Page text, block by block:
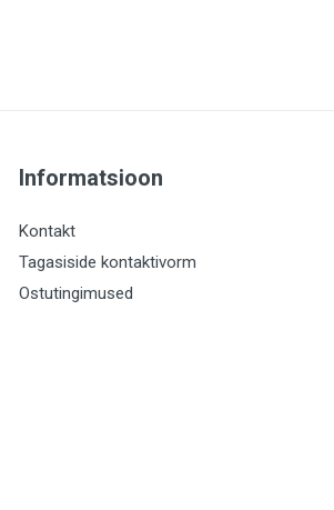
Informatsioon
Kontakt
Tagasiside kontaktivorm
Ostutingimused